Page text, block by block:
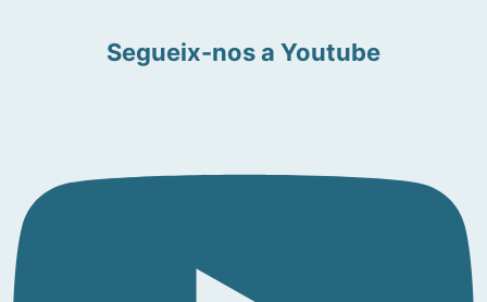
Segueix-nos a Youtube